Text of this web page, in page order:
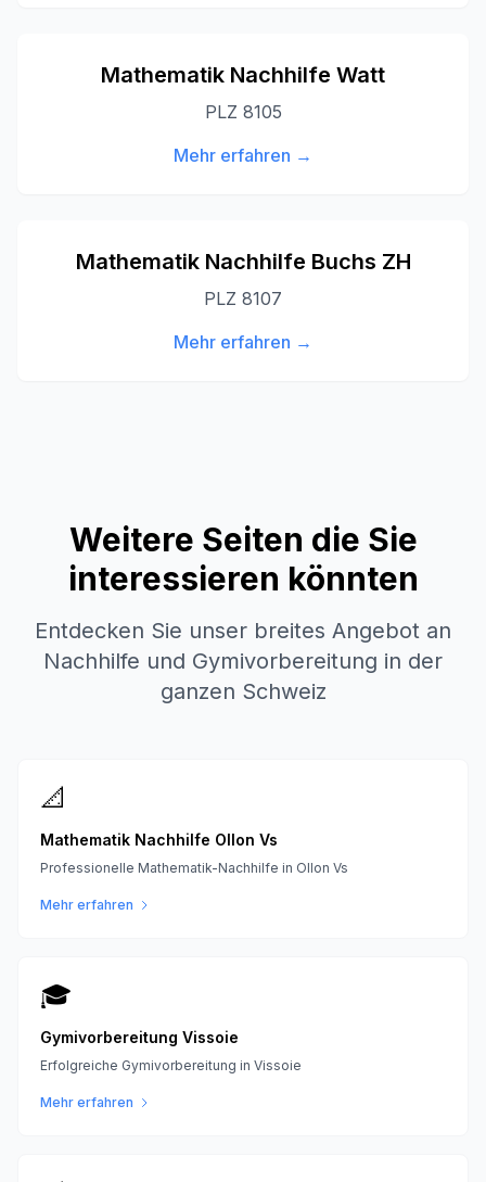
Mathematik Nachhilfe Watt
PLZ 8105
Mehr erfahren →
Mathematik Nachhilfe Buchs ZH
PLZ 8107
Mehr erfahren →
Weitere Seiten die Sie
interessieren könnten
Entdecken Sie unser breites Angebot an
Nachhilfe und Gymivorbereitung in der
ganzen Schweiz
📐
Mathematik Nachhilfe Ollon Vs
Professionelle Mathematik-Nachhilfe in Ollon Vs
Mehr erfahren
🎓
Gymivorbereitung Vissoie
Erfolgreiche Gymivorbereitung in Vissoie
Mehr erfahren